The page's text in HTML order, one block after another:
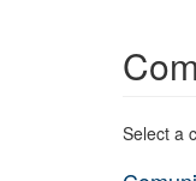
Select a